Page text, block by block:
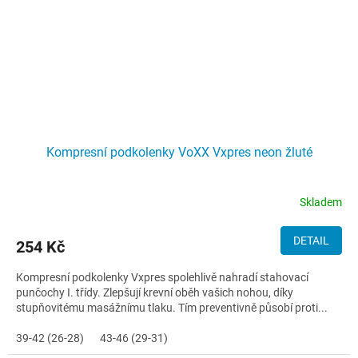
Kompresní podkolenky VoXX Vxpres neon žluté
Skladem
254 Kč DETAIL
Kompresní podkolenky Vxpres spolehlivě nahradí stahovací
punčochy I. třídy. Zlepšují krevní oběh vašich nohou, díky
stupňovitému masážnímu tlaku. Tím preventivně působí proti...
39-42 (26-28) 43-46 (29-31)